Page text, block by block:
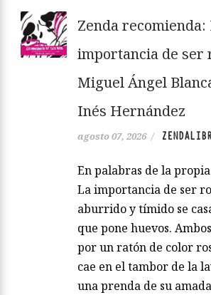
Zenda recomienda:
importancia de ser
Miguel Ángel
Inés Hernández
agosto 07, 2026 /
En palabras de la
La importancia de ser
aburrido y tímido se
que pone huevos.
por un ratón de color
cae en el tambor de la
una prenda de su